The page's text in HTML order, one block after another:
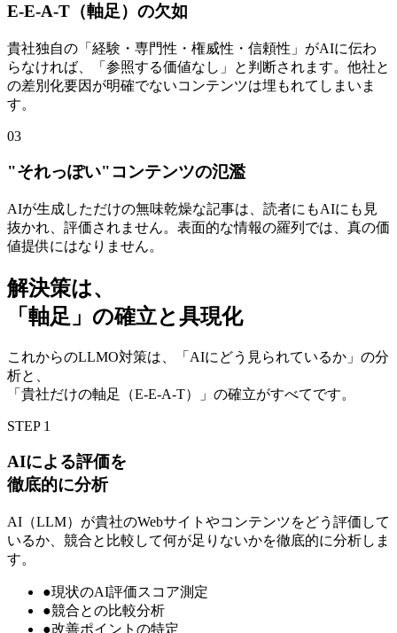
E-E-A-T（軸足）の欠如
貴社独自の「経験・専門性・権威性・信頼性」がAIに伝わ
らなければ、「参照する価値なし」と判断されます。他社と
の差別化要因が明確でないコンテンツは埋もれてしまいま
す。
03
"それっぽい"コンテンツの氾濫
AIが生成しただけの無味乾燥な記事は、読者にもAIにも見
抜かれ、評価されません。表面的な情報の羅列では、真の価
値提供にはなりません。
解決策は、
「軸足」の確立と具現化
これからのLLMO対策は、「AIにどう見られているか」の分
析と、
「貴社だけの軸足（E-E-A-T）」の確立がすべてです。
STEP 1
AIによる評価を
徹底的に分析
AI（LLM）が貴社のWebサイトやコンテンツをどう評価して
いるか、競合と比較して何が足りないかを徹底的に分析しま
す。
●現状のAI評価スコア測定
●競合との比較分析
●改善ポイントの特定